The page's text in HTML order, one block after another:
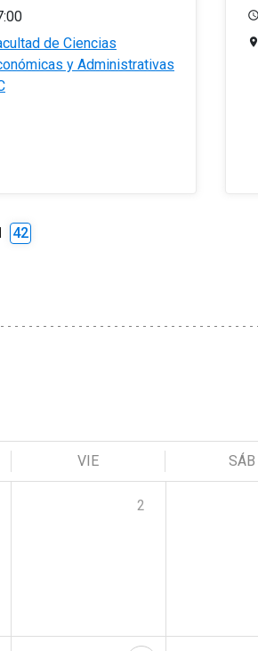
de Ciencias
y Administrativas
42
VIE SÁB
2